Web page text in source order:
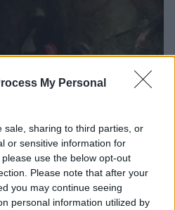
My Personal
sale, sharing to third parties, or
or sensitive information for
use the below opt-out
Please note that after your
you may continue seeing
personal information utilized by